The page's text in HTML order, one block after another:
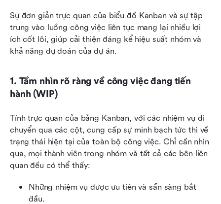
Sự đơn giản trực quan của biểu đồ Kanban và sự tập
trung vào luồng công việc liên tục mang lại nhiều lợi
ích cốt lõi, giúp cải thiện đáng kể hiệu suất nhóm và
khả năng dự đoán của dự án.
1. Tầm nhìn rõ ràng về công việc đang tiến
hành (WIP)
Tính trực quan của bảng Kanban, với các nhiệm vụ di
chuyển qua các cột, cung cấp sự minh bạch tức thì về
trạng thái hiện tại của toàn bộ công việc. Chỉ cần nhìn
qua, mọi thành viên trong nhóm và tất cả các bên liên
quan đều có thể thấy:
Những nhiệm vụ được ưu tiên và sẵn sàng bắt
đầu.